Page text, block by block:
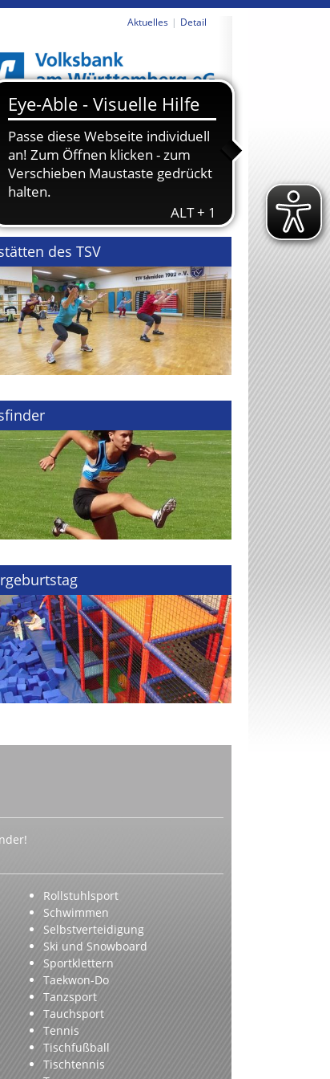
Aktuelles Detail
Next
des TSV
Rollstuhlsport
Schwimmen
Selbstverteidigung
Ski und Snowboard
Sportklettern
Taekwon-Do
Tanzsport
Tauchsport
Tennis
Tischfußball
Tischtennis